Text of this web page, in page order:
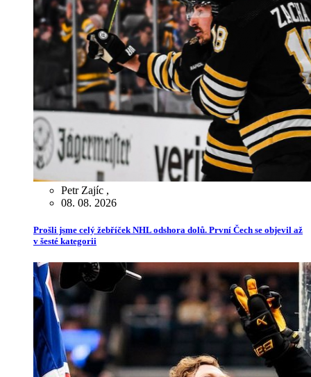
Petr Zajíc ,
08. 08. 2026
Prošli jsme celý žebříček NHL odshora dolů. První Čech se objevil až
v šesté kategorii